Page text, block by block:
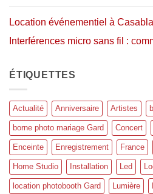
Location événementiel à
Interférences micro sans fil :
ÉTIQUETTES
Actualité Anniversaire Artistes
borne photo mariage Gard Concert
Enceinte Enregistrement France
Home Studio Installation Led
location photobooth Gard Lumière